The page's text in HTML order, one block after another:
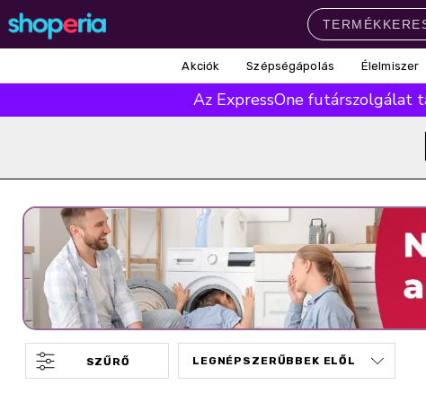
Élelmiszer
Pampers Lenor
Violeta Coccolino
Népszerű keresések
leukoplast ariel lenor finish
Akciók Szépségápolás Élelmiszer
Az ExpressOne futárszolgálat
SZŰRŐ